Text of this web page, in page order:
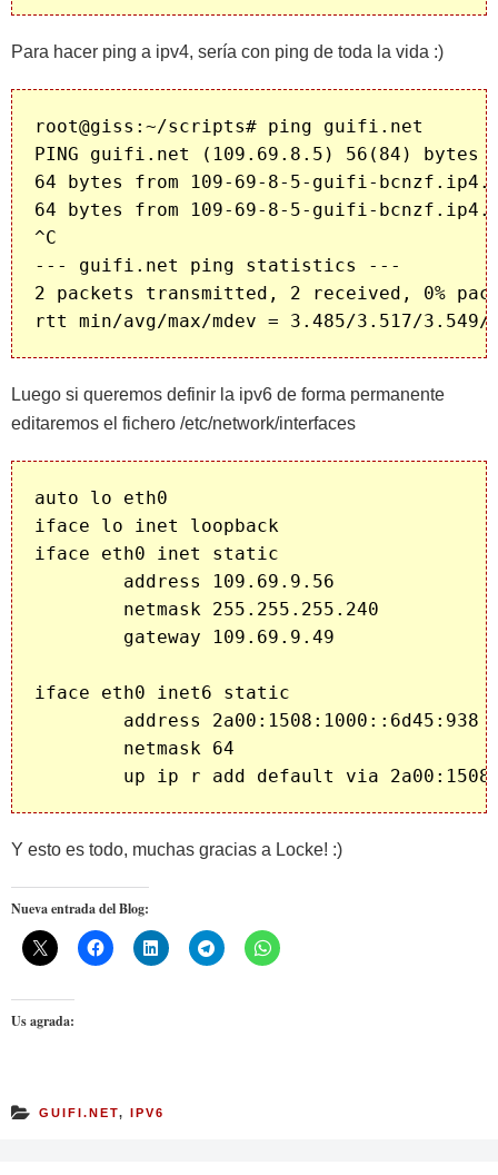
Para hacer ping a ipv4, sería con ping de toda la vida :)
root@giss:~/scripts# ping guifi.net
PING guifi.net (109.69.8.5) 56(84) bytes
64 bytes from 109-69-8-5-guifi-
64 bytes from 109-69-8-5-guifi-
^C
--- guifi.net ping statistics ---
2 packets transmitted, 2 received, 0%
Luego si queremos definir la ipv6 de forma permanente
editaremos el fichero /etc/network/interfaces
auto lo eth0
iface lo inet loopback
iface eth0 inet static
        address 109.69.9.56
        netmask 255.255.255.240
        gateway 109.69.9.49
iface eth0 inet6 static
        address 2a00:1508:1000::6d45:938
        netmask 64
Y esto es todo, muchas gracias a Locke! :)
Nueva entrada del Blog:
Us agrada:
GUIFI.NET, IPV6